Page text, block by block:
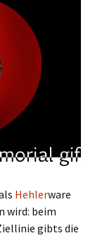
Hehlerware
wird: beim
gibts die